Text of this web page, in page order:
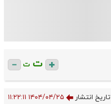
ت ت
تاریخ انتشار ۱۴۰۴/۰۴/۲۵ ۱۱:۲۲:۱۱